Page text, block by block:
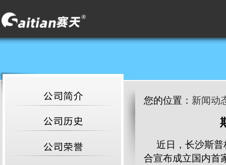
您的位置： 新闻动
近日，长沙斯
合宣布成立国内首